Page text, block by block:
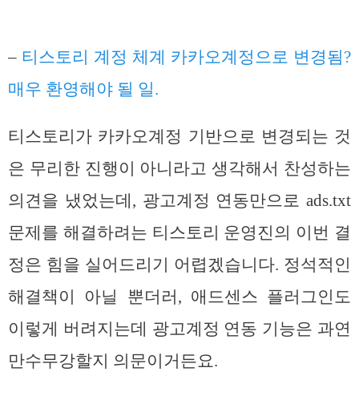
– 티스토리 계정 체계 카카오계정으로 변경됨?
매우 환영해야 될 일.
티스토리가 카카오계정 기반으로 변경되는 것
은 무리한 진행이 아니라고 생각해서 찬성하는
의견을 냈었는데, 광고계정 연동만으로 ads.txt
문제를 해결하려는 티스토리 운영진의 이번 결
정은 힘을 실어드리기 어렵겠습니다. 정석적인
해결책이 아닐 뿐더러, 애드센스 플러그인도
이렇게 버려지는데 광고계정 연동 기능은 과연
만수무강할지 의문이거든요.